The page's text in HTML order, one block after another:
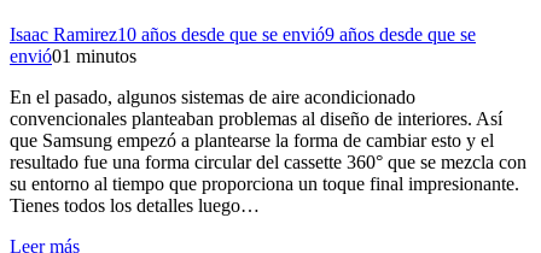
Isaac Ramirez10 años desde que se envió9 años desde que se
envió01 minutos
En el pasado, algunos sistemas de aire acondicionado
convencionales planteaban problemas al diseño de interiores. Así
que Samsung empezó a plantearse la forma de cambiar esto y el
resultado fue una forma circular del cassette 360° ​​que se mezcla con
su entorno al tiempo que proporciona un toque final impresionante.
Tienes todos los detalles luego…
Leer más